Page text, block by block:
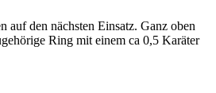
auf den nächsten Einsatz. Ganz oben
Ring mit einem ca 0,5 Karäter